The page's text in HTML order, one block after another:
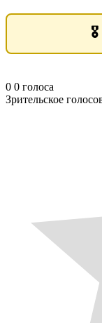
🎖️
0 0 голоса
Зрительское